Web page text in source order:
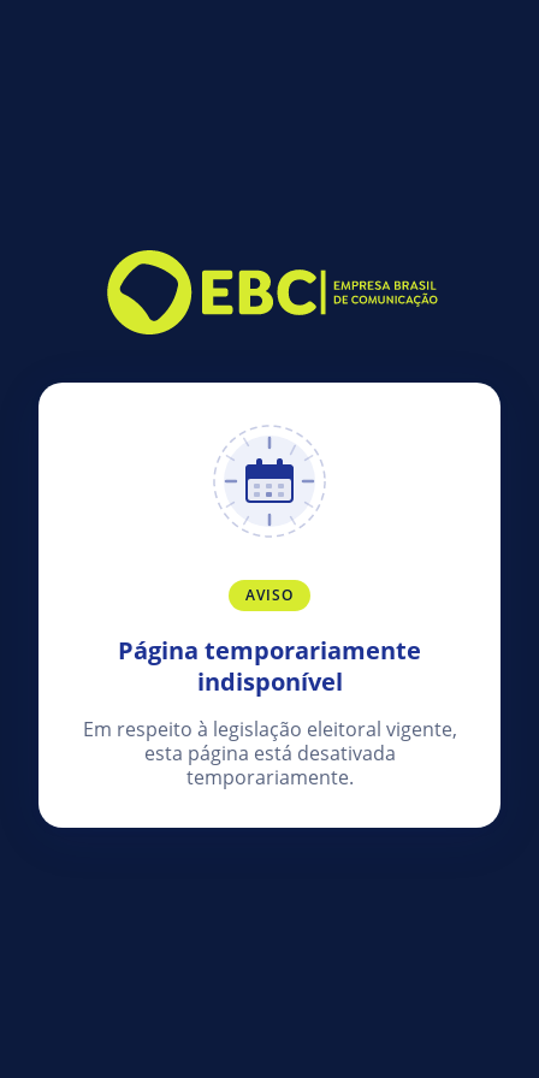
AVISO
Página temporariamente
indisponível
Em respeito à legislação eleitoral vigente,
esta página está desativada
temporariamente.